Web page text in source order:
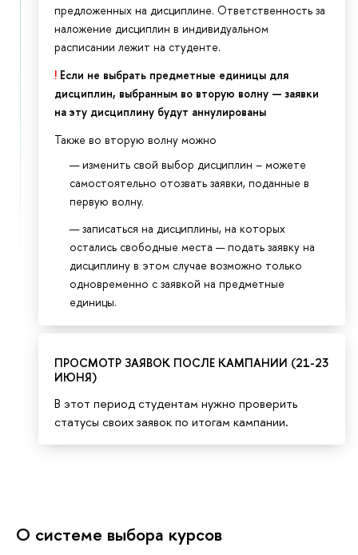
предложенных на дисциплине. Ответственность за
наложение дисциплин в индивидуальном
расписании лежит на студенте.
! Если не выбрать предметные единицы для
дисциплин, выбранным во вторую волну — заявки
на эту дисциплину будут аннулированы
Также во вторую волну можно
изменить свой выбор дисциплин – можете
самостоятельно отозвать заявки, поданные в
первую волну.
записаться на дисциплины, на которых
остались свободные места — подать заявку на
дисциплину в этом случае возможно только
одновременно с заявкой на предметные
единицы.
ПРОСМОТР ЗАЯВОК ПОСЛЕ КАМПАНИИ (21-23
ИЮНЯ)
В этот период студентам нужно проверить
статусы своих заявок по итогам кампании.
О системе выбора курсов